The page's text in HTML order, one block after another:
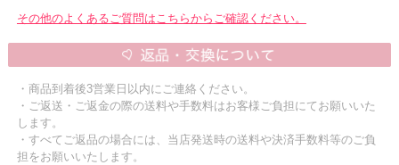
その他のよくあるご質問はこちらからご確認ください。
・商品到着後3営業日以内にご連絡ください。
・ご返送・ご返金の際の送料や手数料はお客様ご負担にてお願いいた
します。
・すべてご返品の場合には、当店発送時の送料や決済手数料等のご負
担をお願いいたします。